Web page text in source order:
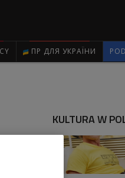
ПР ДЛЯ УКРАЇНИ
KULTURA W